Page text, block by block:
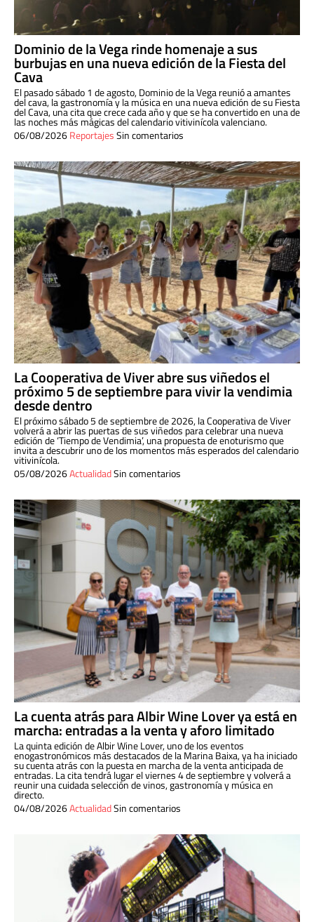
Dominio de la Vega rinde homenaje a sus
burbujas en una nueva edición de la Fiesta del
Cava
El pasado sábado 1 de agosto, Dominio de la Vega reunió a amantes
del cava, la gastronomía y la música en una nueva edición de su Fiesta
del Cava, una cita que crece cada año y que se ha convertido en una de
las noches más mágicas del calendario vitivinícola valenciano.
06/08/2026ReportajesSin comentarios
La Cooperativa de Viver abre sus viñedos el
próximo 5 de septiembre para vivir la vendimia
desde dentro
El próximo sábado 5 de septiembre de 2026, la Cooperativa de Viver
volverá a abrir las puertas de sus viñedos para celebrar una nueva
edición de ‘Tiempo de Vendimia’, una propuesta de enoturismo que
invita a descubrir uno de los momentos más esperados del calendario
vitivinícola.
05/08/2026ActualidadSin comentarios
La cuenta atrás para Albir Wine Lover ya está en
marcha: entradas a la venta y aforo limitado
La quinta edición de Albir Wine Lover, uno de los eventos
enogastronómicos más destacados de la Marina Baixa, ya ha iniciado
su cuenta atrás con la puesta en marcha de la venta anticipada de
entradas. La cita tendrá lugar el viernes 4 de septiembre y volverá a
reunir una cuidada selección de vinos, gastronomía y música en
directo.
04/08/2026ActualidadSin comentarios